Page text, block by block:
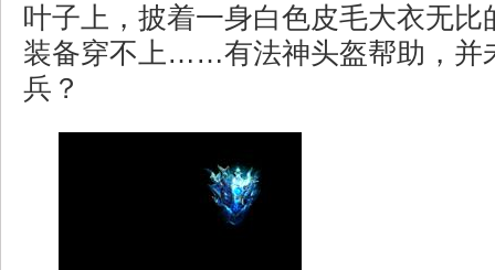
叶子上，披着一身白色皮毛大衣无比
装备穿不上……有法神头盔帮助，并
兵？